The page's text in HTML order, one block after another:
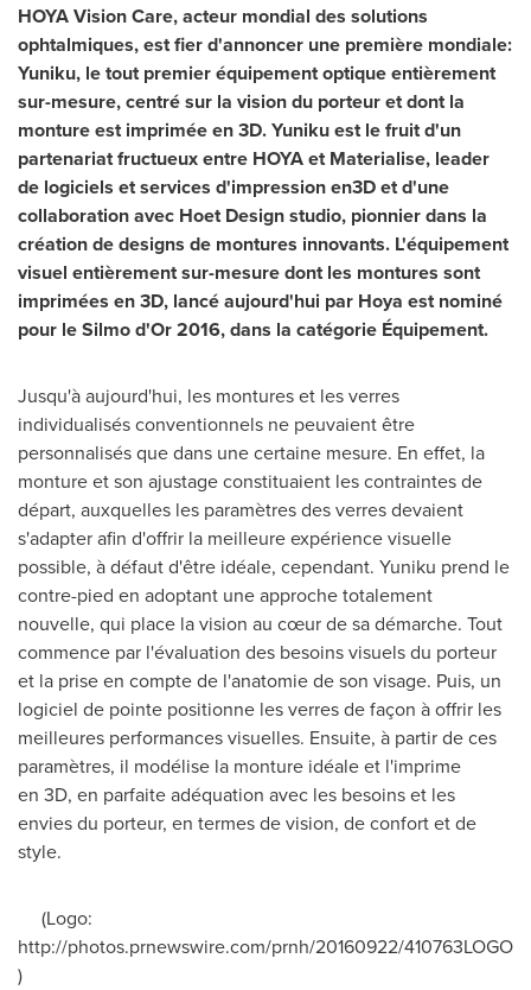
HOYA Vision Care, acteur mondial des solutions
ophtalmiques, est fier d'annoncer une première mondiale:
Yuniku, letout premier équipementoptique entièrement
sur-mesure, centré sur la vision du porteur et dont la
monture est imprimée en 3D.Yuniku est le fruitd'un
partenariat fructueuxentre HOYA et Materialise, leader
de logiciels et services d'impression en3D et d'une
collaboration avec Hoet Design studio, pionnier dans la
création de designs de montures innovants. L'équipement
visuel entièrement sur-mesure dont les montures sont
imprimées en 3D, lancéaujourd'hui par Hoya est nominé
pour le Silmo d'Or2016, dans la catégorie Équipement.
Jusqu'à aujourd'hui, les montures et les verres
individualisés conventionnels ne peuvaient être
personnalisés que dans une certaine mesure. En effet, la
monture et son ajustage constituaient les contraintes de
départ, auxquelles les paramètres des verres devaient
s'adapter afin d'offrir la meilleure expérience visuelle
possible, à défaut d'être idéale, cependant. Yuniku prend le
contre-pied en adoptant une approche totalement
nouvelle, qui place la vision au cœur de sa démarche. Tout
commence par l'évaluation des besoins visuels du porteur
et la prise en compte de l'anatomie de son visage. Puis, un
logiciel de pointe positionne les verres de façon à offrir les
meilleures performances visuelles. Ensuite, à partir de ces
paramètres, il modélise la monture idéale et l'imprime
en 3D, en parfaite adéquation avec les besoins et les
envies du porteur, en termes de vision, de confort et de
style.
(Logo:
http://photos.prnewswire.com/prnh/20160922/410763LOGO
)